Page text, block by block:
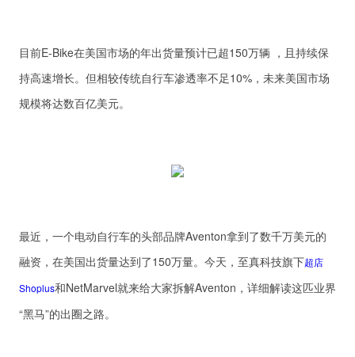
目前E-Bike在美国市场的年出货量预计已超150万辆 ，且持续保
持高速增长。但相较传统自行车渗透率不足10%，未来美国市场
规模将达数百亿美元。
最近，一个电动自行车的头部品牌Aventon拿到了数千万美元的
融资，在美国出货量达到了150万量。今天，至真科技旗下超店
Shoplus和NetMarvel就来给大家拆解Aventon，详细解读这匹业界
“黑马”的出圈之路。